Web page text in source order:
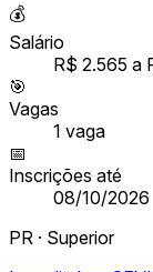
💰
Salário
R$ 2.565 a
🎯
Vagas
1 vaga
📅
Inscrições até
08/10/2026
PR · Superior